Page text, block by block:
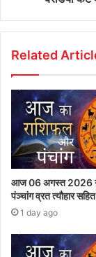
Related
आज 06 अगस्त 2026
पंञ्चांग व्रत त्यौहार
1 day ago